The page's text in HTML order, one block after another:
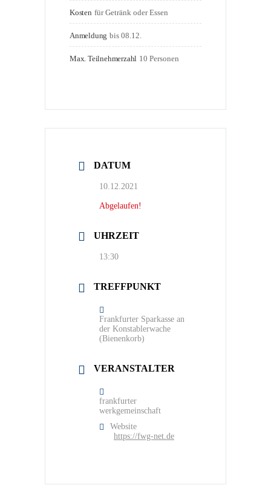
Kosten für Getränk oder Essen
Anmeldung bis 08.12.
Max. Teilnehmerzahl 10 Personen
DATUM
10.12.2021
Abgelaufen!
UHRZEIT
13:30
TREFFPUNKT
Frankfurter Sparkasse an
der Konstablerwache
(Bienenkorb)
VERANSTALTER
frankfurter
werkgemeinschaft
Website
https://fwg-net.de